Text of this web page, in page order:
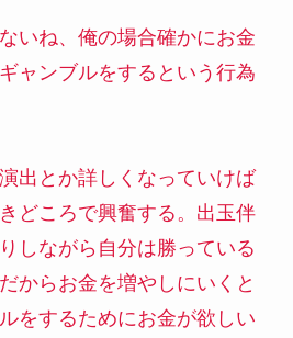
いね、俺の場合確かにお金
ャンブルをするという行為
出とか詳しくなっていけば
どころで興奮する。出玉伴
しながら自分は勝っている
からお金を増やしにいくと
をするためにお金が欲しい